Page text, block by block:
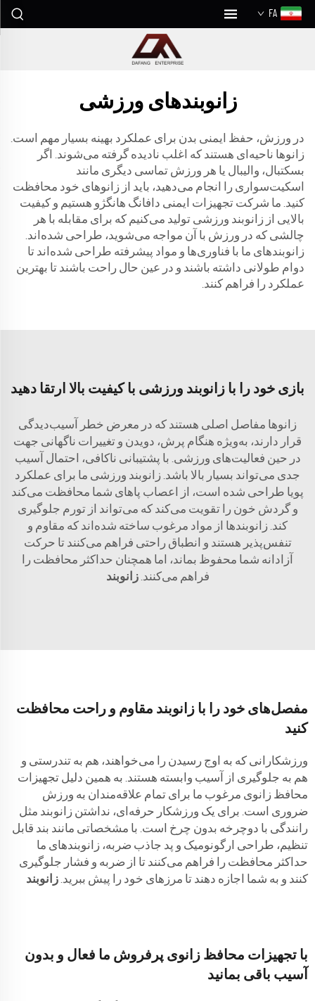
FA
زانوبندهای ورزشی
در ورزش، حفظ ایمنی بدن برای عملکرد بهینه بسیار مهم است.
زانوها ناحیه‌ای هستند که اغلب نادیده گرفته می‌شوند. اگر
بسکتبال، والیبال یا هر ورزش تماسی دیگری مانند
اسکیت‌سواری را انجام می‌دهید، باید از زانوهای خود محافظت
کنید. ما شرکت تجهیزات ایمنی دافانگ هانگژو هستیم و کیفیت
بالایی از زانوبند ورزشی تولید می‌کنیم که برای مقابله با هر
چالشی که در ورزش با آن مواجه می‌شوید، طراحی شده‌اند.
زانوبندهای ما با فناوری‌ها و مواد پیشرفته طراحی شده‌اند تا
دوام طولانی داشته باشند و در عین حال راحت باشند تا بهترین
عملکرد را فراهم کنند.
بازی خود را با زانوبند ورزشی با کیفیت بالا ارتقا دهید
زانوها مفاصل اصلی هستند که در معرض خطر آسیب‌دیدگی
قرار دارند، به‌ویژه هنگام پرش، دویدن و تغییرات ناگهانی جهت
در حین فعالیت‌های ورزشی. با پشتیبانی ناکافی، احتمال آسیب
جدی می‌تواند بسیار بالا باشد. زانوبند ورزشی ما برای عملکرد
پویا طراحی شده است، از اعصاب پاهای شما محافظت می‌کند
و گردش خون را تقویت می‌کند که می‌تواند از تورم جلوگیری
کند. زانوبندها از مواد مرغوب ساخته شده‌اند که مقاوم و
تنفس‌پذیر هستند و انطباق راحتی فراهم می‌کنند تا حرکت
آزادانه شما محفوظ بماند، اما همچنان حداکثر محافظت را
فراهم می‌کنند.زانوبند
مفصل‌های خود را با زانوبند مقاوم و راحت محافظت
کنید
ورزشکارانی که به اوج رسیدن را می‌خواهند، هم به تندرستی و
هم به جلوگیری از آسیب وابسته هستند. به همین دلیل تجهیزات
محافظ زانوی مرغوب ما برای تمام علاقه‌مندان به ورزش
ضروری است. برای یک ورزشکار حرفه‌ای، نداشتن زانوبند مثل
رانندگی با دوچرخه بدون چرخ است. با مشخصاتی مانند بند قابل
تنظیم، طراحی ارگونومیک و پد جاذب ضربه، زانوبندهای ما
حداکثر محافظت را فراهم می‌کنند تا از ضربه و فشار جلوگیری
کنند و به شما اجازه دهند تا مرزهای خود را پیش ببرید. زانوبند
با تجهیزات محافظ زانوی پرفروش ما فعال و بدون
آسیب باقی بمانید